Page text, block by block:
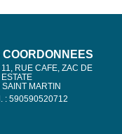
COORDONNÉES
11, RUE CAFE, ZAC DE
MARTIN
: 590590520712